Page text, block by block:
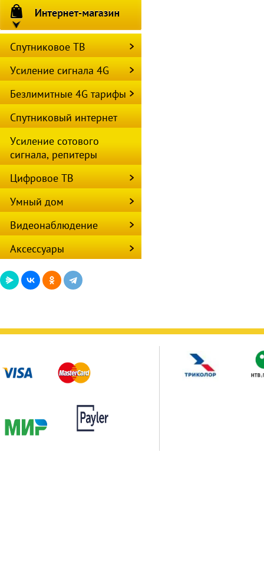
Спутниковое ТВ
Усиление сигнала 4G
Безлимитные 4G тарифы
Спутниковый интернет
Усиление сотового
сигнала, репитеры
Цифровое ТВ
Умный дом
Видеонаблюдение
Аксессуары